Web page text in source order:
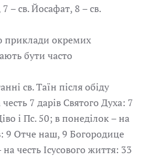
– св. Йосафат, 8 – св.
приклади окремих
бути часто
св. Таїн після обіду
7 дарів Святого Духа: 7
і Пс. 50; в понеділок – на
9 Отче наш, 9 Богородице
честь Ісусового життя: 33